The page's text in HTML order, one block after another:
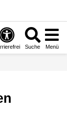
Suche Menü